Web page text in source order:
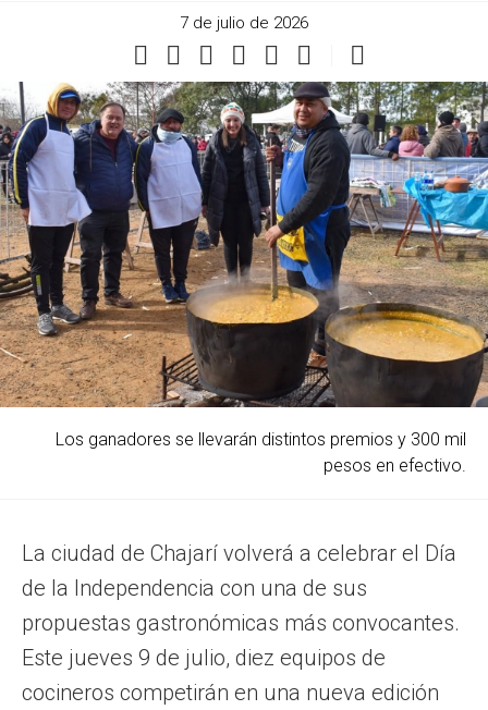
7 de julio de 2026
Los ganadores se llevarán distintos premios y 300 mil
pesos en efectivo.
La ciudad de Chajarí volverá a celebrar el Día
de la Independencia con una de sus
propuestas gastronómicas más convocantes.
Este jueves 9 de julio, diez equipos de
cocineros competirán en una nueva edición